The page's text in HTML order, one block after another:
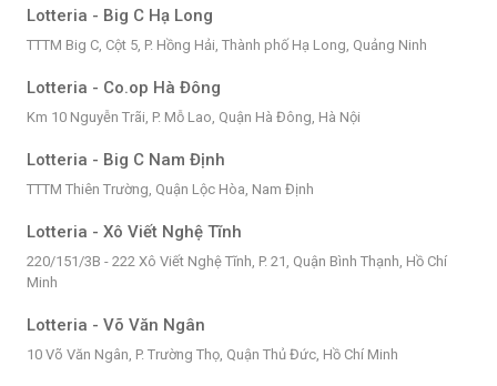
Lotteria - Big C Hạ Long
TTTM Big C, Cột 5, P. Hồng Hải, Thành phố Hạ Long, Quảng Ninh
Lotteria - Co.op Hà Đông
Km 10 Nguyễn Trãi, P. Mỗ Lao, Quận Hà Đông, Hà Nội
Lotteria - Big C Nam Định
TTTM Thiên Trường, Quận Lộc Hòa, Nam Định
Lotteria - Xô Viết Nghệ Tĩnh
220/151/3B - 222 Xô Viết Nghệ Tĩnh, P. 21, Quận Bình Thạnh, Hồ Chí
Minh
Lotteria - Võ Văn Ngân
10 Võ Văn Ngân, P. Trường Thọ, Quận Thủ Đức, Hồ Chí Minh